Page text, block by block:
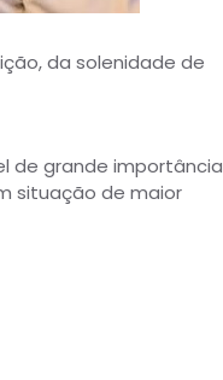
da solenidade de
de grande importância
situação de maior